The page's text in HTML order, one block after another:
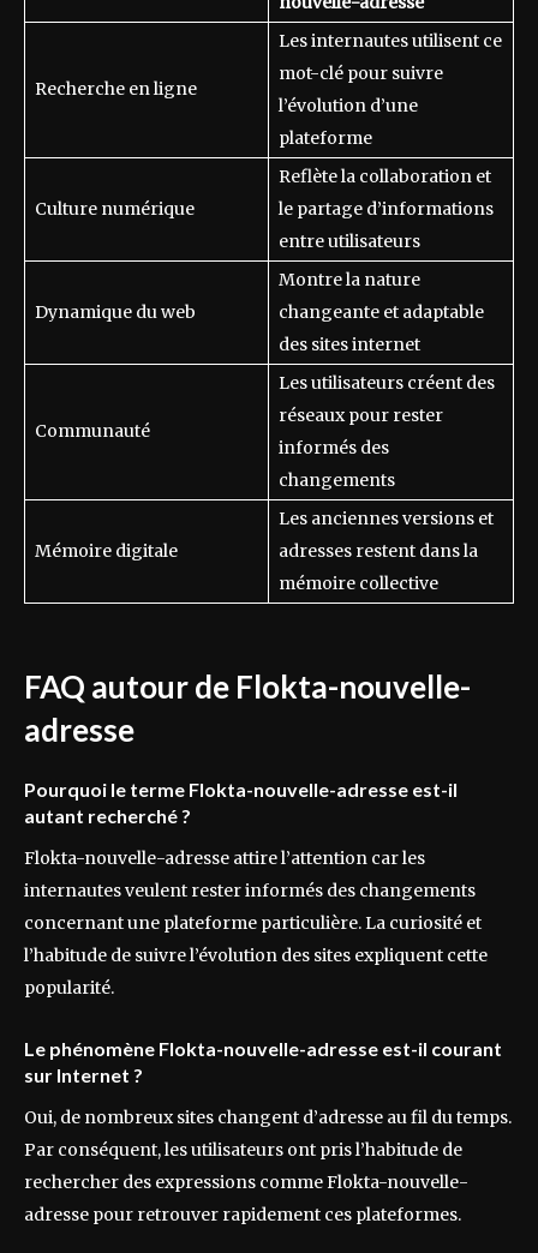
Recherche en ligne
Les internautes utilisent ce
mot-clé pour suivre
l’évolution d’une
plateforme
Culture numérique
Reflète la collaboration et
le partage d’informations
entre utilisateurs
Dynamique du web
Montre la nature
changeante et adaptable
des sites internet
Communauté
Les utilisateurs créent des
réseaux pour rester
informés des
changements
Mémoire digitale
Les anciennes versions et
adresses restent dans la
mémoire collective
FAQ autour de Flokta-nouvelle-
adresse
Pourquoi le terme Flokta-nouvelle-adresse est-il
autant recherché ?
Flokta-nouvelle-adresse attire l’attention car les
internautes veulent rester informés des changements
concernant une plateforme particulière. La curiosité et
l’habitude de suivre l’évolution des sites expliquent cette
popularité.
Le phénomène Flokta-nouvelle-adresse est-il courant
sur Internet ?
Oui, de nombreux sites changent d’adresse au fil du temps.
Par conséquent, les utilisateurs ont pris l’habitude de
rechercher des expressions comme Flokta-nouvelle-
adresse pour retrouver rapidement ces plateformes.